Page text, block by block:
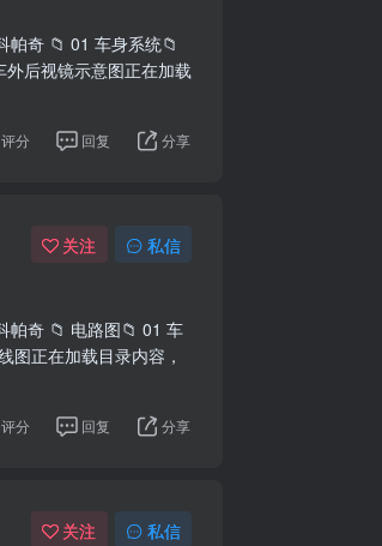
帕奇 📁 01 车身系统📁
后视镜示意图正在加载
评分 回复 分享
关注 私信
帕奇 📁 电路图📁 01 车
图正在加载目录内容，
评分 回复 分享
关注 私信